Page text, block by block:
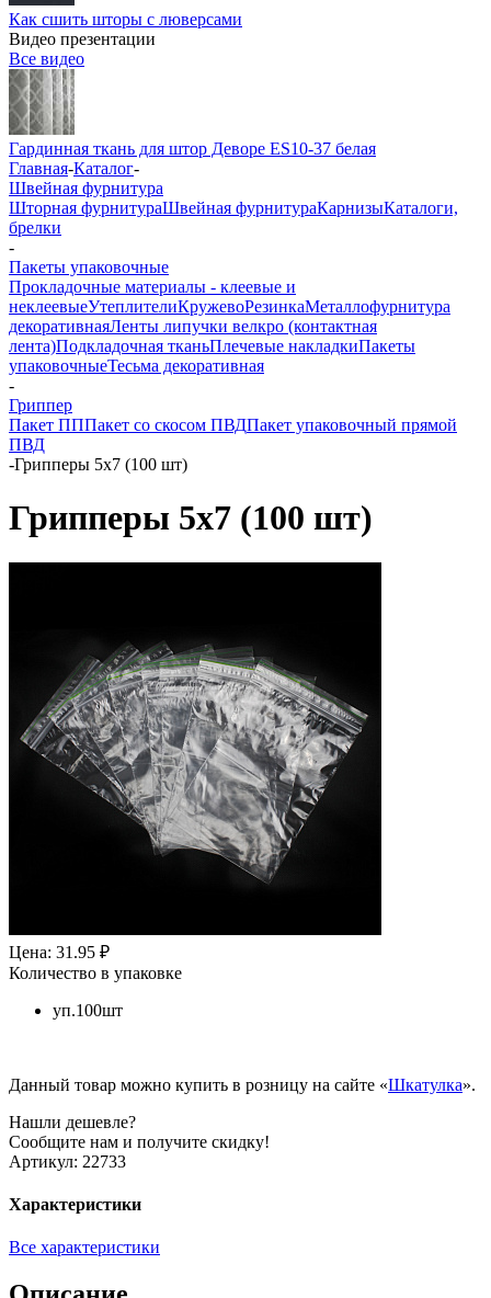
Как сшить шторы с люверсами
Видео презентации
Все видео
Гардинная ткань для штор Деворе ES10-37 белая
Главная-Каталог-
Швейная фурнитура
Шторная фурнитураШвейная фурнитураКарнизыКаталоги,
брелки
-
Пакеты упаковочные
Прокладочные материалы - клеевые и
неклеевыеУтеплителиКружевоРезинкаМеталлофурнитура
декоративнаяЛенты липучки велкро (контактная
лента)Подкладочная тканьПлечевые накладкиПакеты
упаковочныеТесьма декоративная
-
Гриппер
Пакет ПППакет со скосом ПВДПакет упаковочный прямой
ПВД
-Грипперы 5х7 (100 шт)
Грипперы 5х7 (100 шт)
Цена: 31.95 ₽
Количество в упаковке
уп.100шт
Данный товар можно купить в розницу на сайте «Шкатулка».
Нашли дешевле?
Сообщите нам и получите скидку!
Артикул: 22733
Характеристики
Все характеристики